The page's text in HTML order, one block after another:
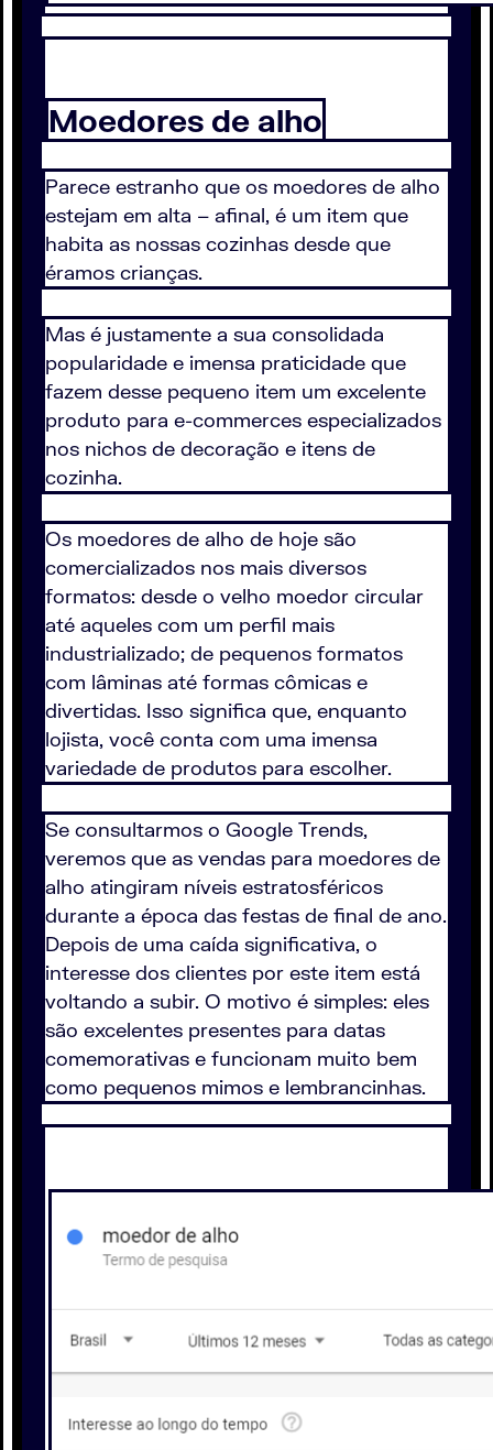
Moedores de alho
Parece estranho que os moedores de alho
estejam em alta – afinal, é um item que
habita as nossas cozinhas desde que
éramos crianças.
Mas é justamente a sua consolidada
popularidade e imensa praticidade que
fazem desse pequeno item um excelente
produto para e-commerces especializados
nos nichos de decoração e itens de
cozinha.
Os moedores de alho de hoje são
comercializados nos mais diversos
formatos: desde o velho moedor circular
até aqueles com um perfil mais
industrializado; de pequenos formatos
com lâminas até formas cômicas e
divertidas. Isso significa que, enquanto
lojista, você conta com uma imensa
variedade de produtos para escolher.
Se consultarmos o Google Trends,
veremos que as vendas para moedores de
alho atingiram níveis estratosféricos
durante a época das festas de final de ano.
Depois de uma caída significativa, o
interesse dos clientes por este item está
voltando a subir. O motivo é simples: eles
são excelentes presentes para datas
comemorativas e funcionam muito bem
como pequenos mimos e lembrancinhas.